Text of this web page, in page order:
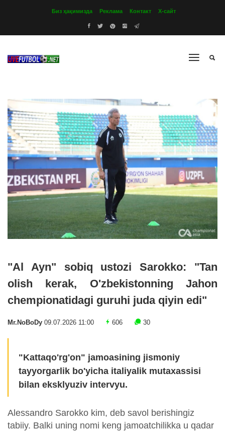
Биз ҳақимизда Реклама Контакт Х-сайт
"Al Ayn" sobiq ustozi Sarokko: "Tan
olish kerak, O'zbekistonning Jahon
chempionatidagi guruhi juda qiyin edi"
Mr.NoBoDy 09.07.2026 11:00 606 30
"Kattaqo'rg'on" jamoasining jismoniy
tayyorgarlik bo'yicha italiyalik mutaxassisi
bilan eksklyuziv intervyu.
Alessandro Sarokko kim, deb savol berishingiz
tabiiy. Balki uning nomi keng jamoatchilikka u qadar